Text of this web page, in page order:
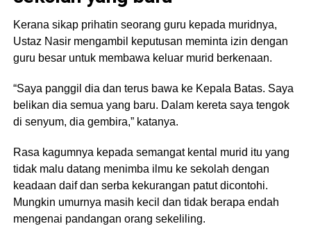
Kerana sikap prihatin seorang guru kepada muridnya,
Ustaz Nasir mengambil keputusan meminta izin dengan
guru besar untuk membawa keluar murid berkenaan.
“Saya panggil dia dan terus bawa ke Kepala Batas. Saya
belikan dia semua yang baru. Dalam kereta saya tengok
di senyum, dia gembira,” katanya.
Rasa kagumnya kepada semangat kental murid itu yang
tidak malu datang menimba ilmu ke sekolah dengan
keadaan daif dan serba kekurangan patut dicontohi.
Mungkin umurnya masih kecil dan tidak berapa endah
mengenai pandangan orang sekeliling.